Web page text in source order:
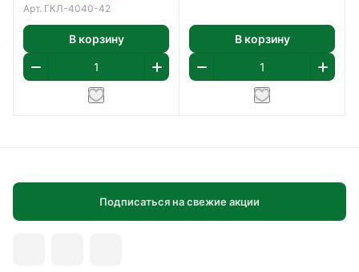
Арт. ГКЛ-4040-42
В корзину В корзину
Подписаться на свежие акции